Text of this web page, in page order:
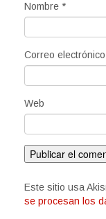
Nombre *
Correo electrónico
Web
Este sitio usa
se procesan los